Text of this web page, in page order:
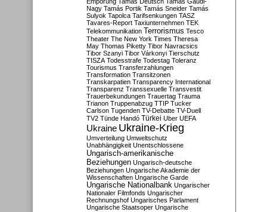
Nagy Tamás Portik Tamás Sneider Tamás
Sulyok Tapolca Tarifsenkungen TASZ
Tavares-Report Taxiunternehmen TEK
Telekommunikation Terrorismus Tesco
Theater The New York Times Theresa
May Thomas Piketty Tibor Navracsics
Tibor Szanyi Tibor Várkonyi Tierschutz
TISZA Todesstrafe Todestag Toleranz
Tourismus Transferzahlungen
Transformation Transitzonen
Transkarpatien Transparency International
Transparenz Transsexuelle Transvestit
Trauerbekundungen Trauertag Trauma
Trianon Truppenabzug TTIP Tucker
Carlson Tugenden TV-Debatte TV-Duell
TV2 Tünde Handó Türkei Uber UEFA
Ukraine Ukraine-Krieg
Umverteilung Umweltschutz
Unabhängigkeit Unentschlossene
Ungarisch-amerikanische
Beziehungen Ungarisch-deutsche
Beziehungen Ungarische Akademie der
Wissenschaften Ungarische Garde
Ungarische Nationalbank Ungarischer
Nationaler Filmfonds Ungarischer
Rechnungshof Ungarisches Parlament
Ungarische Staatsoper Ungarische